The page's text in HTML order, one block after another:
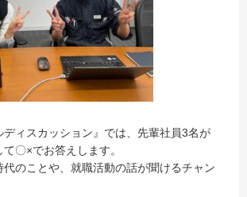
ディスカッション』では、先輩社員3名が
〇×でお答えします。
のことや、就職活動の話が聞けるチャン